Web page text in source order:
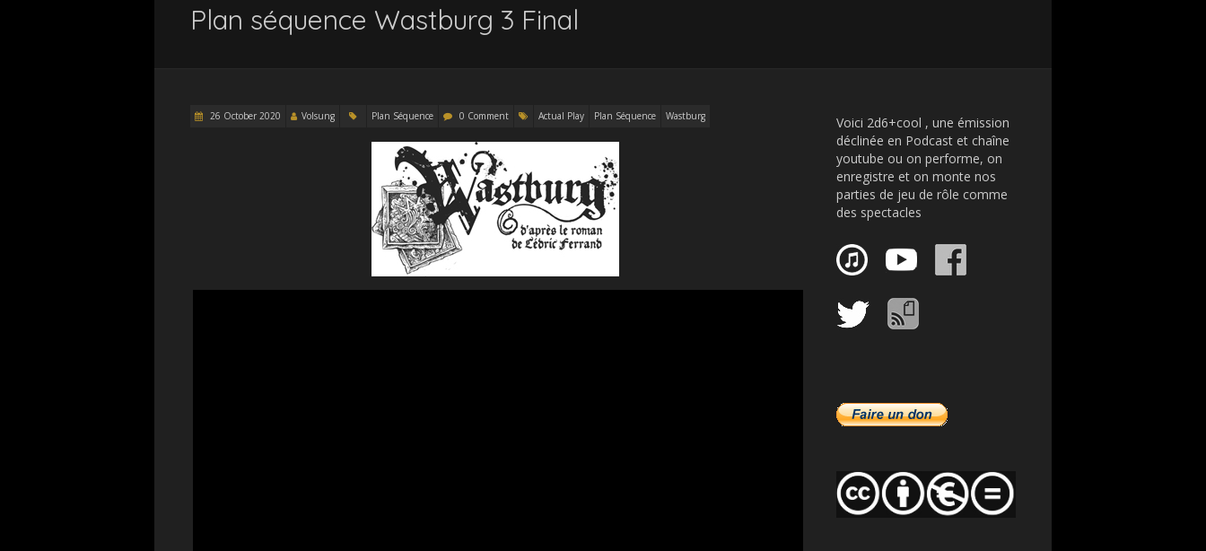
Plan séquence Wastburg 3 Final
26 October 2020 Volsung Plan Séquence 0 Comment Actual Play Plan Séquence Wastburg
Voici 2d6+cool , une émission
déclinée en Podcast et chaîne
youtube ou on performe, on
enregistre et on monte nos
parties de jeu de rôle comme
des spectacles